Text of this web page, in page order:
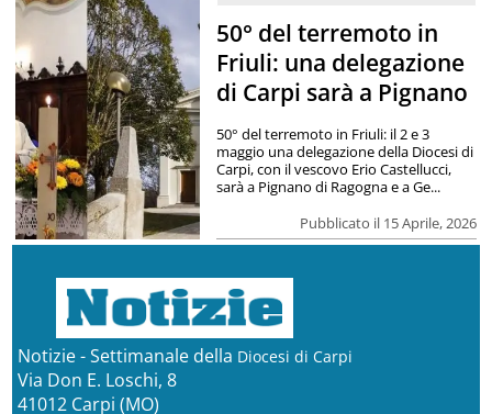
50° del terremoto in
Friuli: una delegazione
di Carpi sarà a Pignano
Pubblicato il 15 Aprile, 2026
50° del terremoto in Friuli: il 2 e 3
maggio una delegazione della Diocesi di
Carpi, con il vescovo Erio Castellucci,
sarà a Pignano di Ragogna e a Ge...
Notizie - Settimanale della Diocesi di Carpi
Via Don E. Loschi, 8
41012 Carpi (MO)